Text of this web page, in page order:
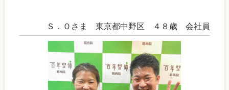
Ｓ．Ｏさま 東京都中野区 ４８歳 会社員